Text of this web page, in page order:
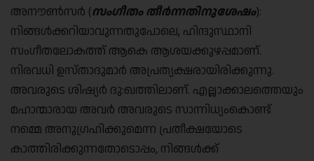
അനൗൺസർ (സംഗീതം തീർന്നതിനുശേഷം):
നിങ്ങൾക്കറിയാവുന്നതുപോലെ, ഹിന്ദുസ്ഥാനി
സംഗീതലോകത്ത് ആകെ ആശയക്കുഴപ്പമാണ്.
നിരവധി ഉസ്താദുമാർ അപ്രത്യക്ഷരായിരിക്കുന്നു.
അവരുടെ ശിഷ്യർ ദു:ഖത്തിലാണ്. എല്ലാക്കാലത്തെയും
മഹാന്മാരായ അവർ അവരുടെ സാന്നിധ്യംകൊണ്ട്
നമ്മെ അനുഗ്രഹിക്കുമെന്ന പ്രതീക്ഷയോടെ
കാത്തിരിക്കുന്നതോടൊപ്പം, നിങ്ങൾക്ക്